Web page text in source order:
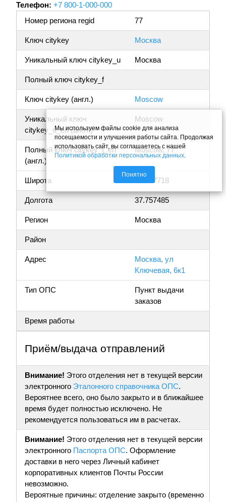
Телефон: +7 800-1-000-000
Номер региона regid
77
Ключ citykey Москва
Уникальный ключ citykey_u Москва
Полный ключ citykey_f
Ключ citykey (англ.) Moscow
Уникальный ключ
citykey_u_en (англ.)
Moscow
Полный ключ citykey_f_en
(англ.)
Moscow, 77
Широта 55.637718
Долгота 37.757485
Регион Москва
Район
Адрес
Москва, ул
Ключевая, 6к1
Тип ОПС
Пункт выдачи
заказов
Время работы
Приём/выдача отправлений
Внимание! Этого отделения нет в текущей версии
электронного Эталонного справочника ОПС.
Вероятнее всего, оно было закрыто и в ближайшее
время будет полностью исключено. Не
рекомендуется пользоваться им в расчетах.
Внимание! Этого отделения нет в текущей версии
электронного Паспорта ОПС. Оформление
доставки в него через Личный кабинет
корпоративных клиентов Почты России
невозможно.
Вероятные причины: отделение закрыто (временно
Мы используем файлы cookie для анализа
посещаемости и улучшения работы сайта. Продолжая
использовать сайт, вы соглашаетесь с нашей
Политикой обработки персональных данных
Понятно